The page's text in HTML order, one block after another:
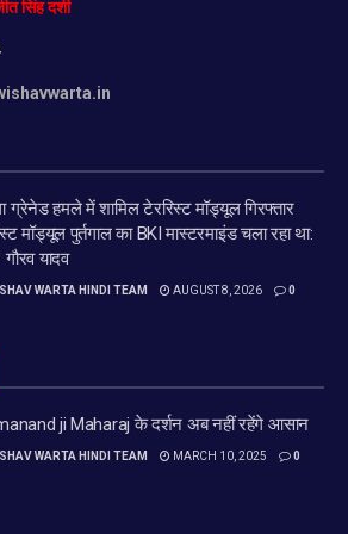
सिंहदर्शी
ग्रेनेड हमले में शामिल टेररिस्ट मॉड्यूल गिरफ्तार
मॉड्यूल पुर्तगाल का BKI मास्टरमाइंड चला रहा था:
यादव
WARTA HINDI TEAM AUGUST 8, 2026 0
ji Maharaj के दर्शन अब नहीं रहेंगे आसान
WARTA HINDI TEAM MARCH 10, 2025 0